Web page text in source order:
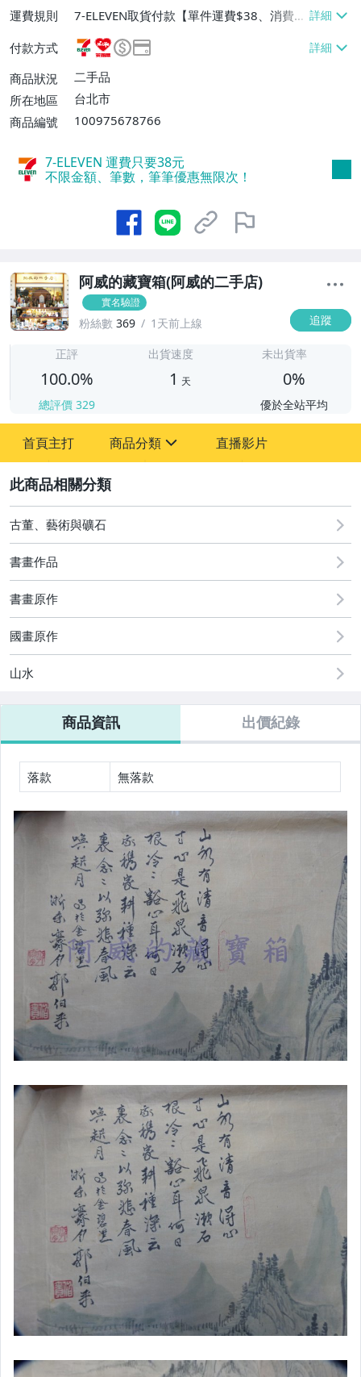
運費規則
7-ELEVEN取貨付款【單件運費$38、消費滿
$500免運費】、萊爾富取貨付款【單件運
費$60、消費滿$500免運費】、郵局掛號
【單件運費$65、消費滿$500免運費】、面
交/自取/不寄送【免運費】
付款方式
商品狀況
二手品
所在地區
台北市
商品編號
100975678766
7-ELEVEN 運費只要38元
不限金額、筆數，筆筆優惠無限次！
阿威的藏寶箱(阿威的二手店)
實名驗證
粉絲數 369 1天前上線 追蹤
正評
100.0%
總評價 329
出貨速度
1 天
未出貨率
0%
優於全站平均
首頁主打 商品分類
圖書/影音/文具
古董、藝術與礦石
手機、配件與通訊
美容保養與彩妝
電腦、平板與周邊
原創設計良品
居家、家具與園藝
玩具、模型與公仔
偶像、球員卡與郵幣
男性精品與服飾
女裝與服飾配件
手錶與飾品配件
女包精品與女鞋
家電與影音視聽
直播影片
古董、藝術與礦石
書畫作品
書畫原作
國畫原作
山水
商品資訊 出價紀錄
落款 無落款